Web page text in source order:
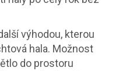
výhodou, kterou
hala. Možnost
do prostoru